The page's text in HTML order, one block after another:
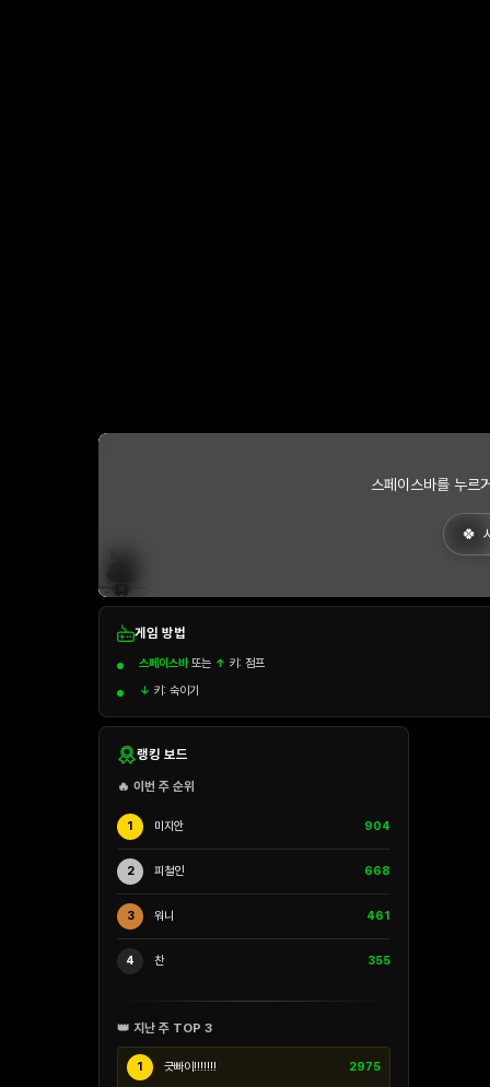
스페이스바를 누르
게임 방법
스페이스바또는 ↑ 키: 점프
↓ 키: 숙이기
랭킹 보드
🔥 이번 주 순위
1 미지안 904
2 피철인 668
3 워니 461
4 찬 355
👑 지난 주 TOP 3
1 긋빠이!!!!!!! 2975